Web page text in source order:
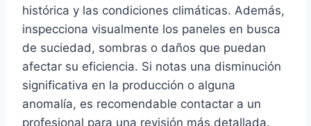
histórica y las condiciones climáticas. Además,
inspecciona visualmente los paneles en busca
de suciedad, sombras o daños que puedan
afectar su eficiencia. Si notas una disminución
significativa en la producción o alguna
anomalía, es recomendable contactar a un
profesional para una revisión más detallada.